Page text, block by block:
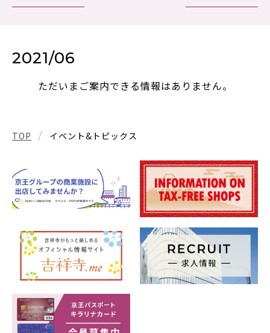
2021/06
ただいまご案内できる情報はありません。
TOP イベント&トピックス